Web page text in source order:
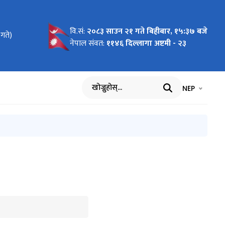
सूचना वि.सं: २०८३ साउन २१ गते बिहीबार, १५:३७ बजे
नेपाल संवत: ११४६ दिल्लागा अष्टमी - २३
खोज्नुहोस् भाषा चयन
NEP